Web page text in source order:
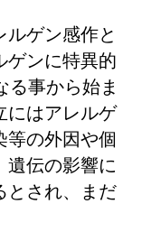
ゲン感作と
ゲンに特異的
る事から始ま
にはアレルゲ
等の外因や個
遺伝の影響に
とされ、まだ